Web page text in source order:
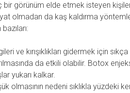
bir görünüm elde etmek isteyen
olmadan da kaş kaldırma
ve kırışıklıkları gidermek için sıkça
da etkili olabilir. Botox
yukarı kalkar.
olmasının nedeni sıklıkla yüzdeki